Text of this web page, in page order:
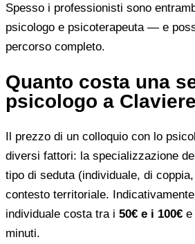
Spesso i professionisti sono
psicologo e psicoterapeuta — e
percorso completo.
Quanto costa una
psicologo a Claviere
Il prezzo di un colloquio con lo
diversi fattori: la specializzazione
tipo di seduta (individuale, di
contesto territoriale.
individuale costa tra i 50€ e i 100€ e
minuti.